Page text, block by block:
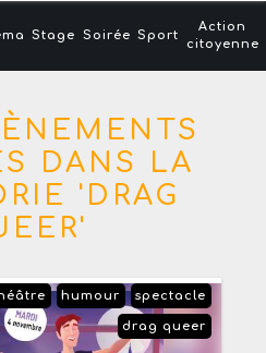
Stage Soirée Sport
Action
citoyenne
DANS LA
'DRAG
spectacle
humour
drag queer